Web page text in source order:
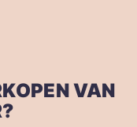
VAN